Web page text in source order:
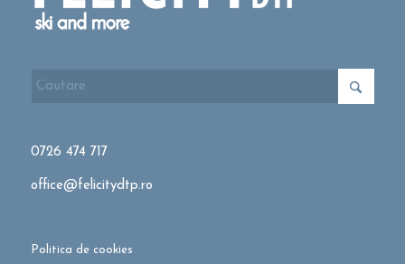
0726 474 717
office@felicitydtp.ro
Politica de cookies